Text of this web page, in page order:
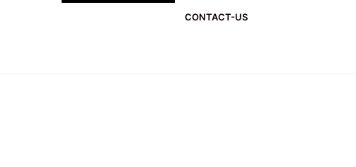
CONTACT-US